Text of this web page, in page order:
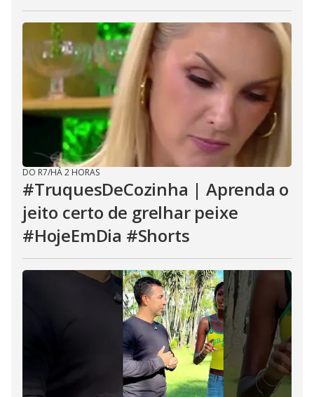
DO R7/HÁ 2 HORAS
#TruquesDeCozinha | Aprenda o
jeito certo de grelhar peixe
#HojeEmDia #Shorts